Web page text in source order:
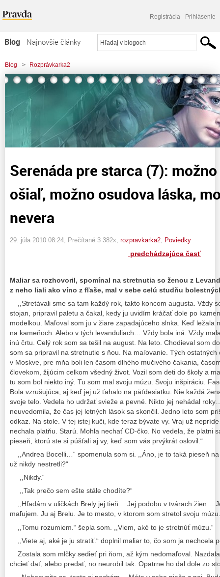
Registrácia Prihlásenie
Blog
Najnovšie články
Najčítanejšie články
Najkomentovanejšie články
Zoznam blogov
Blog > Rozprávkarka2
> Serenáda pre starca (7): možno to bol letný ošiaľ, možno osudova láska,
možno hlúpa nevera
Serenáda pre starca (7):
ošiaľ, možno osudova láska,
nevera
29. júla 2010 08:24 , Prečítané 3 382x, rozpravkarka2 Poviedky
predchádzajúca časť
Maliar sa rozhovoril, spomínal na stretnutia so ženou z
z neho liali ako víno z fľaše, mal v sebe celú studňu
,,Stretávali sme sa tam každý rok, takto koncom augusta. Vždy
stojan, pripravil paletu a čakal, kedy ju uvidím kráčať dole po
modelkou. Maľoval som ju v žiare zapadajúceho slnka. Keď ležala
na kameňoch. Alebo v tých levanduliach… Vždy bola iná. Vždy
inú črtu. Celý rok som sa tešil na august. Na leto. Chodieval som
som sa pripravil na stretnutie s ňou. Na maľovanie. Tých
v Moskve, pre mňa boli len časom dlhého mučivého čakania,
človekom, žijúcim celkom všedný život. Vozil som deti do školy a
tu som bol niekto iný. Tu som mal svoju múzu. Svoju inšpiráciu.
Bola vzrušujúca, aj keď jej už ťahalo na päťdesiatku. Nie každá
svoje telo. Vedela ho udržať svieže a pevné. Nikto jej nehádal
neuvedomila, že čas jej letných lások sa skončil. Jedno leto som
odkaz. Na stole. V tej istej kuči, kde teraz bývate vy. Vraj už
nechala platňu. Starú. Mohla nechať CD-čko. No vedela, že platni
pieseň, ktorú ste si púšťali aj vy, keď som vás prvýkrát oslovil.“
,,Andrea Bocelli…“ spomenula som si. ,,Áno, je to taká pieseň
už nikdy nestretli?“
,,Nikdy.“
,,Tak prečo sem ešte stále chodíte?“
,,Hľadám v uličkách Brely jej tieň… Jej podobu v tvárach žien…
maľujem. Ju aj Brelu. Je to mesto, v ktorom som stretol svoju
,,Tomu rozumiem.“ šepla som. ,,Viem, aké to je stretnúť múzu.“
,,Viete aj, aké je ju stratiť.“ doplnil maliar to, čo som ja nechcela
Zostala som mlčky sedieť pri ňom, až kým nedomaľoval.
chcieť dať, alebo predať, no neurobil tak. Opatrne ho dal dole zo